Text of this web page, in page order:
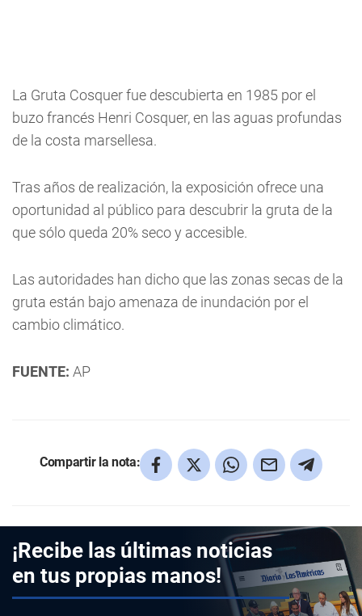
La Gruta Cosquer fue descubierta en 1985 por el
buzo francés Henri Cosquer, en las aguas profundas
de la costa marsellesa.
Tras años de realización, la exposición ofrece una
oportunidad al público para descubrir la gruta de la
que sólo queda 20% seco y accesible.
Las autoridades han dicho que las zonas secas de la
gruta están bajo amenaza de inundación por el
cambio climático.
FUENTE: AP
Compartir la nota:
¡Recibe las últimas noticias
en tus propias manos!